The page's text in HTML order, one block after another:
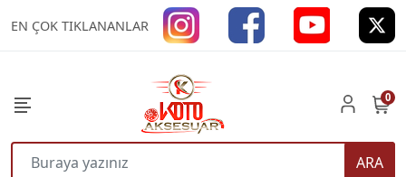
EN ÇOK TIKLANANLAR
ARA
0